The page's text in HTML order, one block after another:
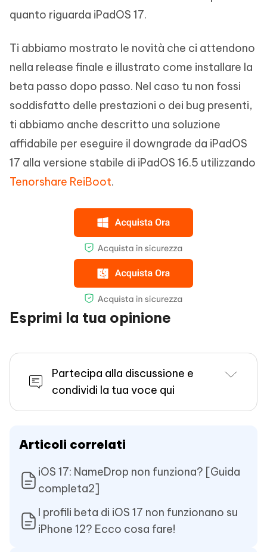
quanto riguarda iPadOS 17.
Ti abbiamo mostrato le novità che ci attendono
nella release finale e illustrato come installare la
beta passo dopo passo. Nel caso tu non fossi
soddisfatto delle prestazioni o dei bug presenti,
ti abbiamo anche descritto una soluzione
affidabile per eseguire il downgrade da iPadOS
17 alla versione stabile di iPadOS 16.5 utilizzando
Tenorshare ReiBoot.
Esprimi la tua opinione
Partecipa alla discussione e
condividi la tua voce qui
Articoli correlati
iOS 17: NameDrop non funziona? [Guida
completa2]
I profili beta di iOS 17 non funzionano su
iPhone 12? Ecco cosa fare!